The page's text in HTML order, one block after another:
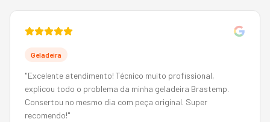
Geladeira
"Excelente atendimento! Técnico muito profissional,
explicou todo o problema da minha geladeira Brastemp.
Consertou no mesmo dia com peça original. Super
recomendo!"